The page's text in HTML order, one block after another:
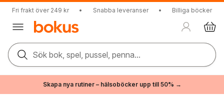
Fri frakt över 249 kr • Snabba leveranser • Billiga böcker
Sök bok, spel, pussel, penna...
Skapa nya rutiner – hälsoböcker upp till 50% →